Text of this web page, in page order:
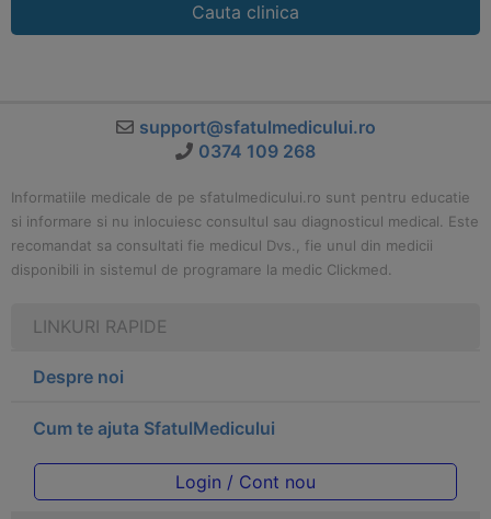
Cauta clinica
support@sfatulmedicului.ro
0374 109 268
Informatiile medicale de pe sfatulmedicului.ro sunt pentru educatie
si informare si nu inlocuiesc consultul sau diagnosticul medical. Este
recomandat sa consultati fie medicul Dvs., fie unul din medicii
disponibili in sistemul de programare la medic Clickmed.
LINKURI RAPIDE
Despre noi
Cum te ajuta SfatulMedicului
Login / Cont nou